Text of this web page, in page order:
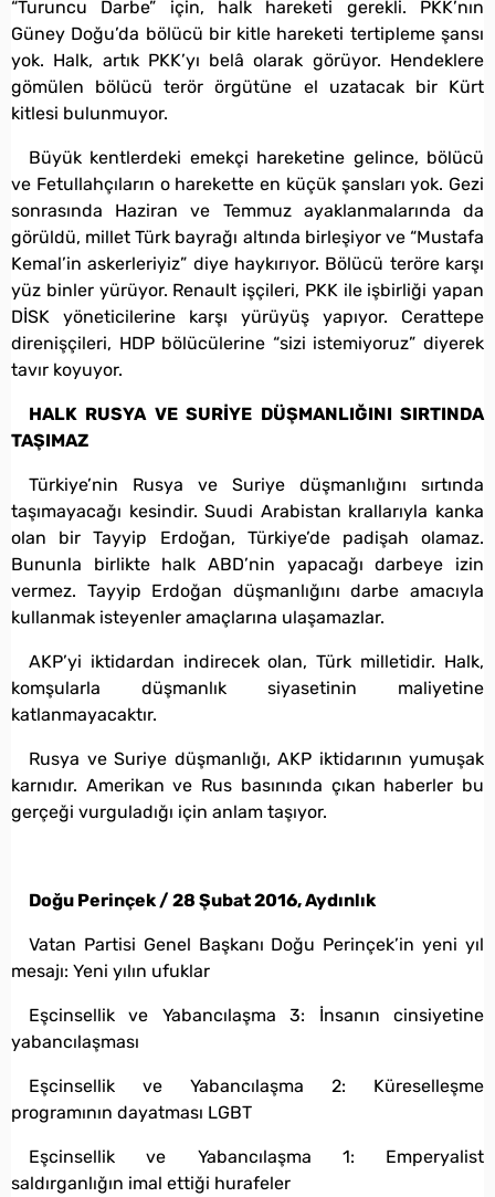
“Turuncu Darbe” için, halk hareketi gerekli. PKK’nın
Güney Doğu’da bölücü bir kitle hareketi tertipleme şansı
yok. Halk, artık PKK’yı belâ olarak görüyor. Hendeklere
gömülen bölücü terör örgütüne el uzatacak bir Kürt
kitlesi bulunmuyor.
Büyük kentlerdeki emekçi hareketine gelince, bölücü
ve Fetullahçıların o harekette en küçük şansları yok. Gezi
sonrasında Haziran ve Temmuz ayaklanmalarında da
görüldü, millet Türk bayrağı altında birleşiyor ve “Mustafa
Kemal’in askerleriyiz” diye haykırıyor. Bölücü teröre karşı
yüz binler yürüyor. Renault işçileri, PKK ile işbirliği yapan
DİSK yöneticilerine karşı yürüyüş yapıyor. Cerattepe
direnişçileri, HDP bölücülerine “sizi istemiyoruz” diyerek
tavır koyuyor.
HALK RUSYA VE SURİYE DÜŞMANLIĞINI SIRTINDA
TAŞIMAZ
Türkiye’nin Rusya ve Suriye düşmanlığını sırtında
taşımayacağı kesindir. Suudi Arabistan krallarıyla kanka
olan bir Tayyip Erdoğan, Türkiye’de padişah olamaz.
Bununla birlikte halk ABD’nin yapacağı darbeye izin
vermez. Tayyip Erdoğan düşmanlığını darbe amacıyla
kullanmak isteyenler amaçlarına ulaşamazlar.
AKP’yi iktidardan indirecek olan, Türk milletidir. Halk,
komşularla düşmanlık siyasetinin maliyetine
katlanmayacaktır.
Rusya ve Suriye düşmanlığı, AKP iktidarının yumuşak
karnıdır. Amerikan ve Rus basınında çıkan haberler bu
gerçeği vurguladığı için anlam taşıyor.
Doğu Perinçek / 28 Şubat 2016, Aydınlık
Vatan Partisi Genel Başkanı Doğu Perinçek’in yeni yıl
mesajı: Yeni yılın ufuklar
Eşcinsellik ve Yabancılaşma 3: İnsanın cinsiyetine
yabancılaşması
Eşcinsellik ve Yabancılaşma 2: Küreselleşme
programının dayatması LGBT
Eşcinsellik ve Yabancılaşma 1: Emperyalist
saldırganlığın imal ettiği hurafeler